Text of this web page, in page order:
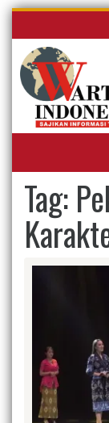
Skip
content
Tag: